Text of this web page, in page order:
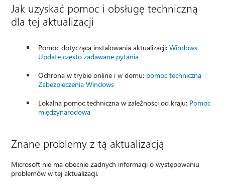
Jak uzyskać pomoc i obsługę techniczną
dla tej aktualizacji
Pomoc dotycząca instalowania aktualizacji:Windows
Update często zadawane pytania
Ochrona w trybie online i w domu: pomoc techniczna
Zabezpieczenia Windows
Lokalna pomoc techniczna w zależności od kraju: Pomoc
międzynarodowa
Znane problemy z tą aktualizacją
Microsoft nie ma obecnie żadnych informacji o występowaniu
problemów w tej aktualizacji.